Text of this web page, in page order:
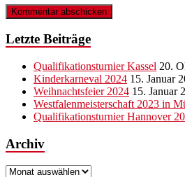
Letzte Beiträge
Qualifikationsturnier Kassel 20.
Kinderkarneval 2024 15. Januar
Weihnachtsfeier 2024 15. Januar
Westfalenmeisterschaft 2023 in
Qualifikationsturnier Hannover
Archiv
Archiv